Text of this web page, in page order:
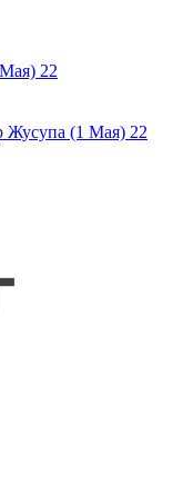
22
Жусупа (1 Мая) 22